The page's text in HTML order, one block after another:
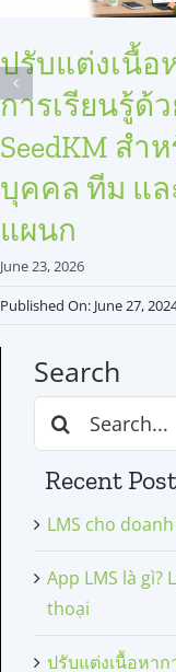
ปรับแต่งเนื้อ
การเรียนรู้ด้
SeedKM สำ
บุคคล ทีม แล
แผนก
June 23, 2026
Published On: June 27,
Search
Search
for:
Recent
LMS cho
App LMS là
thoại
ปรับแต่งเนื้อหา